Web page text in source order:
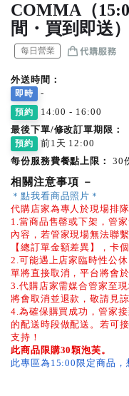
COMMA（
間・買到即送）
每日營業
外送時間：
即時 -
預約
14:00 - 16:00
最後下單/修改訂單期限：
預約
前1天 12:00
每份服務費餐點上限： 30
相關注意事項 －
＊點我看商品照片＊
代購店家為專人於現場排
1.當商品售罄或下架，管
內容，若管家現場無法聯
【總訂單金額差異】，卡
2.可能遇上店家臨時性公
單將直接取消，平台將會
3.代購店家需媒合管家至
將會取消並退款，敬請見諒
4.為確保購買成功，管家
的配送時段做配送。若可
支持！
此商品限購30顆泡芙。
此專區為15:00限定商品